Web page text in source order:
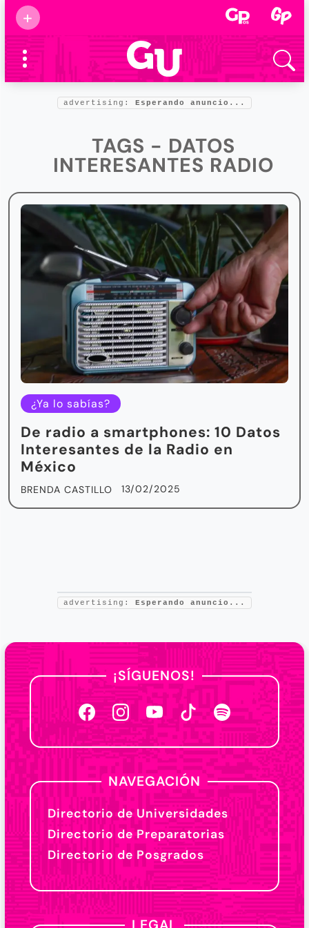
+
Supermamás
2025
Marcas de
confianza
Foro salud
advertising: Esperando anuncio...
TAGS - DATOS
INTERESANTES RADIO
¿Ya lo sabías?
De radio a smartphones: 10 Datos
Interesantes de la Radio en
México
BRENDA CASTILLO 13/02/2025
advertising: Esperando anuncio...
¡SÍGUENOS!
NAVEGACIÓN
Directorio de Universidades
Directorio de Preparatorias
Directorio de Posgrados